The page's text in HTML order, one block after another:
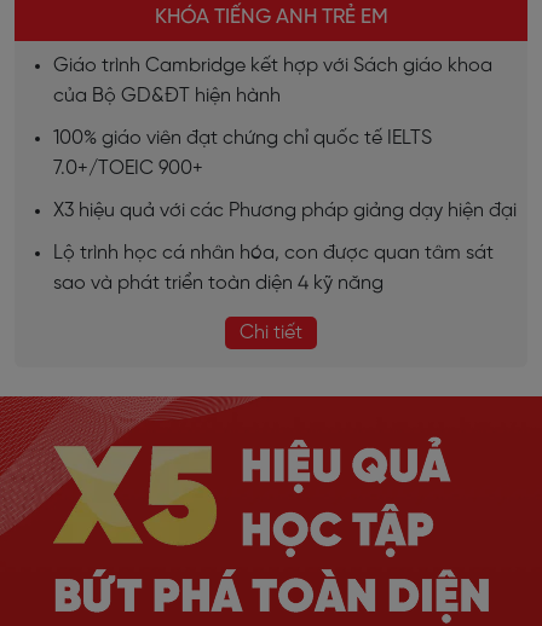
KHÓA TIẾNG ANH TRẺ EM
Giáo trình Cambridge kết hợp với Sách giáo khoa
của Bộ GD&ĐT hiện hành
100% giáo viên đạt chứng chỉ quốc tế IELTS
7.0+/TOEIC 900+
X3 hiệu quả với các Phương pháp giảng dạy hiện đại
Lộ trình học cá nhân hóa, con được quan tâm sát
sao và phát triển toàn diện 4 kỹ năng
Chi tiết